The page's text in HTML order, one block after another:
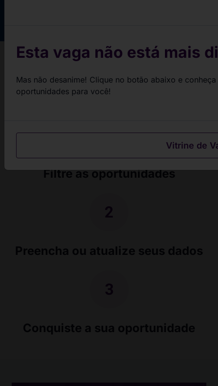
Conquiste sua vaga em 3
passos
Filtre as oportunidades
Preencha ou atualize seus dados
Conquiste a sua oportunidade
Esta vaga não está mais
Mas não desanime! Clique no botão abaixo e
oportunidades para você!
Vitrine de